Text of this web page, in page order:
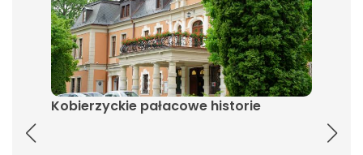
Kobierzyckie pałacowe historie